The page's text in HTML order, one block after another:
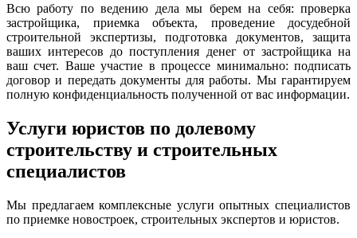
Всю работу по ведению дела мы берем на себя: проверка
застройщика, приемка объекта, проведение досудебной
строительной экспертизы, подготовка документов, защита
ваших интересов до поступления денег от застройщика на
ваш счет. Ваше участие в процессе минимально: подписать
договор и передать документы для работы. Мы гарантируем
полную конфиденциальность полученной от вас информации.
Услуги юристов по долевому
строительству и строительных
специалистов
Мы предлагаем комплексные услуги опытных специалистов
по приемке новостроек, строительных экспертов и юристов.